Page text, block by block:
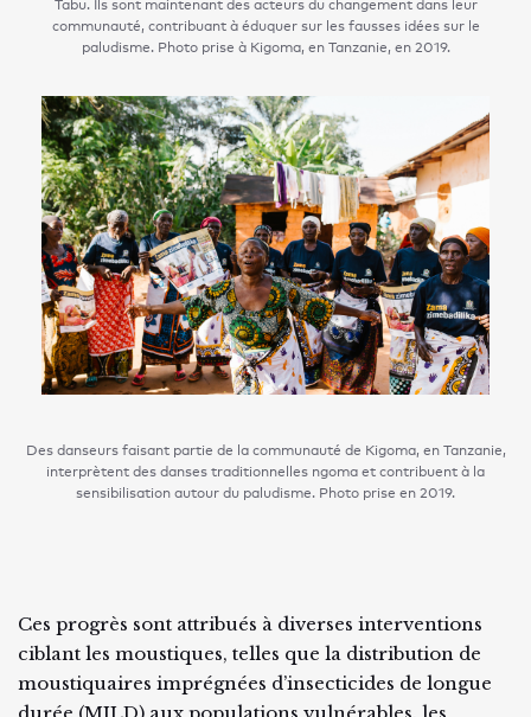
Tabu. Ils sont maintenant des acteurs du changement dans leur
communauté, contribuant à éduquer sur les fausses idées sur le
paludisme. Photo prise à Kigoma, en Tanzanie, en 2019.
Des danseurs faisant partie de la communauté de Kigoma, en Tanzanie,
interprètent des danses traditionnelles ngoma et contribuent à la
sensibilisation autour du paludisme. Photo prise en 2019.
Ces progrès sont attribués à diverses interventions
ciblant les moustiques, telles que la distribution de
moustiquaires imprégnées d’insecticides de longue
durée (MILD) aux populations vulnérables, les